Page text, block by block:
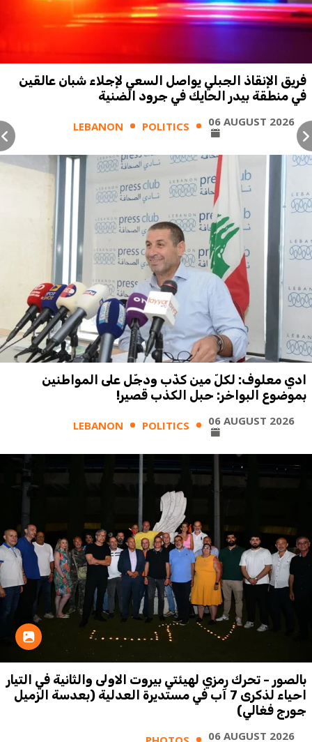
فريق الإنقاذ الجبلي يواصل السعي لإجلاء شبان عالقين
في منطقة بيدر الحايك في جرود الضنية
LEBANON POLITICS 06 AUGUST 2026
ادي معلوف: لكلّ مين كذّب ودجّل على المواطنين
بموضوع البواخر: حبل الكذب قصير!
LEBANON POLITICS 06 AUGUST 2026
بالصور - تحرك رمزي لهيئتي بيروت الاولى والثانية في التيار
احياء لذكرى 7 آب في مستديرة العدلية (بعدسة الزميل
جورج فغالي)
06 AUGUST 2026